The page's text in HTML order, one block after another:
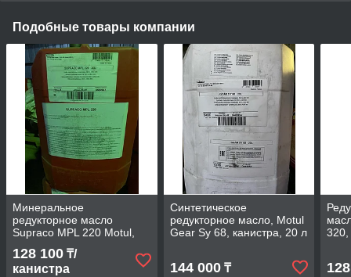
Подобные товары компании
Минеральное
редукторное масло
Supraco MPL 220 Motul,
канистра, 20 л
128 100 ₸/
канистра
Синтетическое
редукторное масло, Motul
Gear Sy 68, канистра, 20 л
144 000₸
320,